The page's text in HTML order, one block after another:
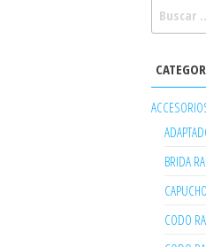
BRIDA
CODO